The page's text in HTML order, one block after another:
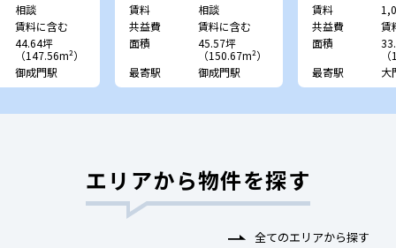
相談
賃料に含む
44.64坪
（147.56m²）
御成門駅
賃料
相談
共益費
賃料に含む
面積
45.57坪
（150.67m²）
最寄駅
御成門駅
賃料
共益費
賃
面積
最寄駅
大
エリアから物件を探す
全てのエリアから探す